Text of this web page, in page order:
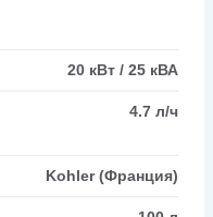
20 кВт / 25 кВА
4.7 л/ч
Kohler (Франция)